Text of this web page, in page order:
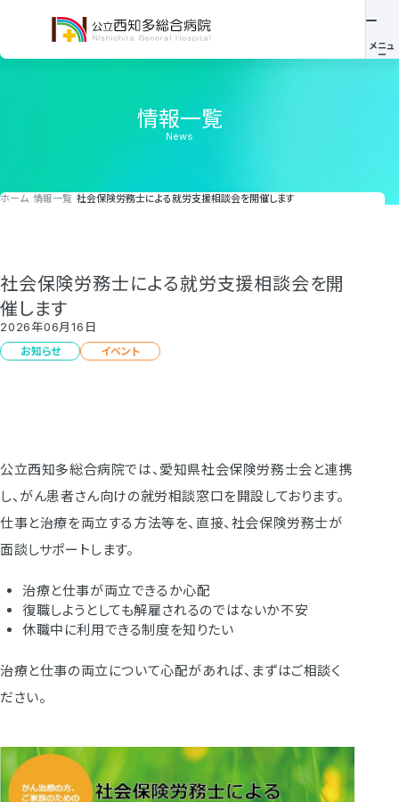
情報一覧
News
ホーム 情報一覧 社会保険労務士による就労支援相談会を開催します
社会保険労務士による就労支援相談会を開
催します
2026年06月16日
お知らせ イベント
公立西知多総合病院では、愛知県社会保険労務士会と連携
し、がん患者さん向けの就労相談窓口を開設しております。
仕事と治療を両立する方法等を、直接、社会保険労務士が
面談しサポートします。
治療と仕事が両立できるか心配
復職しようとしても解雇されるのではないか不安
休職中に利用できる制度を知りたい
治療と仕事の両立について心配があれば、まずはご相談く
ださい。